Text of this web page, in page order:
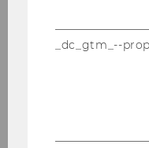
25.04.2022
29.03.2022
_dc_gtm_--